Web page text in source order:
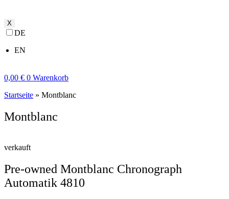
X
DE
EN
0,00 € 0 Warenkorb
Startseite » Montblanc
Montblanc
verkauft
Pre-owned Montblanc Chronograph
Automatik 4810